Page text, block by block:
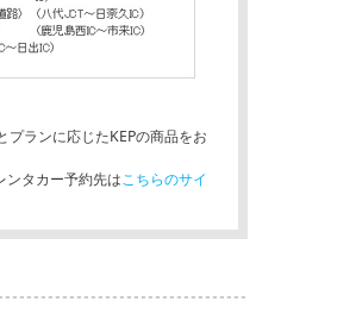
ランに応じたKEPの商品をお
タカー予約先はこちらのサイ